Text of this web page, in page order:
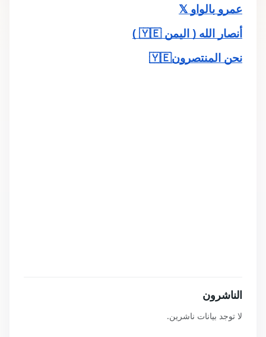
عمرو بالواو 𝕏
أنصار الله ( اليمن 🇾🇪 )
نحن المنتصرون🇾🇪
الناشرون
لا توجد بيانات ناشرين.